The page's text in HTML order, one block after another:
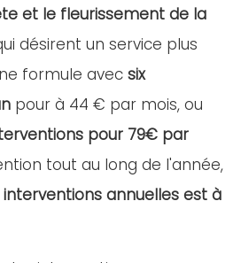
et le fleurissement de la
désirent un service plus
formule avec six
pour à 44 € par mois, ou
pour 79€ par
tout au long de l'année,
interventions annuelles est à